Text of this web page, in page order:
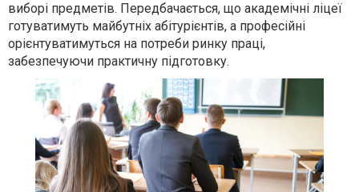
виборі предметів. Передбачається, що академічні ліцеї
готуватимуть майбутніх абітурієнтів, а професійні
орієнтуватимуться на потреби ринку праці,
забезпечуючи практичну підготовку.